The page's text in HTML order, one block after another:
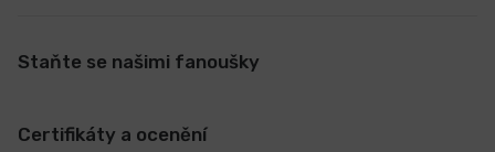
Staňte se našimi fanoušky
Certifikáty a ocenění